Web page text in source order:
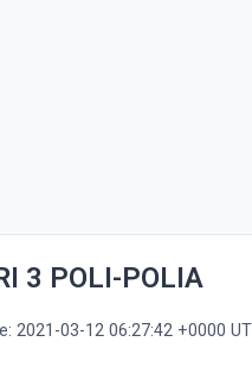
3 POLI-POLIA
2021-03-12 06:27:42 +0000